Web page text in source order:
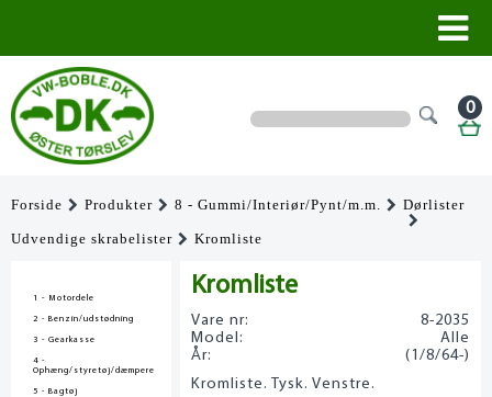
0
Forside Produkter 8 - Gummi/Interiør/Pynt/m.m. Dørlister
Udvendige skrabelister Kromliste
1 - Motordele
2 - Benzin/udstødning
3 - Gearkasse
4 -
Ophæng/styretøj/dæmpere
5 - Bagtøj
Kromliste
Vare nr:
8-2035
Model:
Alle
År:
(1/8/64-)
Kromliste. Tysk. Venstre.